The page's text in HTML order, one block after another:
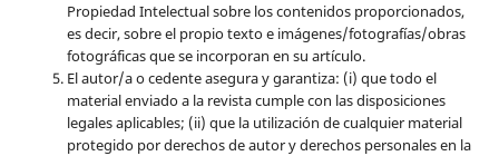
Propiedad Intelectual sobre los contenidos proporcionados,
es decir, sobre el propio texto e imágenes/fotografías/obras
fotográficas que se incorporan en su artículo.
El autor/a o cedente asegura y garantiza: (i) que todo el
material enviado a la revista cumple con las disposiciones
legales aplicables; (ii) que la utilización de cualquier material
protegido por derechos de autor y derechos personales en la